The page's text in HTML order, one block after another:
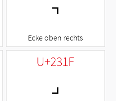
⌝
Ecke oben rechts
U+231F
⌟